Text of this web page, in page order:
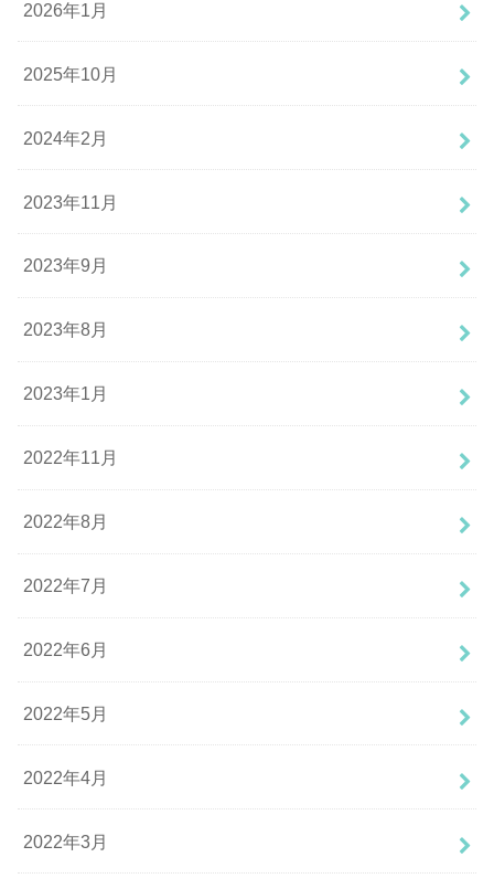
2026年1月
2025年10月
2024年2月
2023年11月
2023年9月
2023年8月
2023年1月
2022年11月
2022年8月
2022年7月
2022年6月
2022年5月
2022年4月
2022年3月